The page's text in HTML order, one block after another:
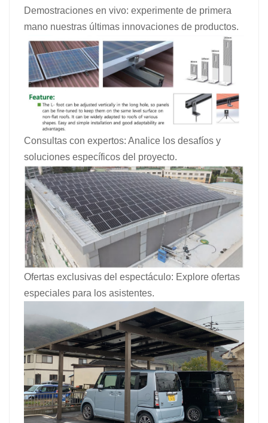
Demostraciones en vivo: experimente de primera
mano nuestras últimas innovaciones de productos.
Consultas con expertos: Analice los desafíos y
soluciones específicos del proyecto.
Ofertas exclusivas del espectáculo: Explore ofertas
especiales para los asistentes.